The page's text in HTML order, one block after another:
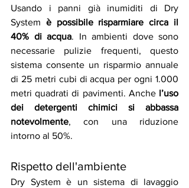
Usando i panni già inumiditi di Dry
System è possibile risparmiare circa il
40% di acqua. In ambienti dove sono
necessarie pulizie frequenti, questo
sistema consente un risparmio annuale
di 25 metri cubi di acqua per ogni 1.000
metri quadrati di pavimenti. Anche l’uso
dei detergenti chimici si abbassa
notevolmente, con una riduzione
intorno al 50%.
Rispetto dell'ambiente
Dry System è un sistema di lavaggio